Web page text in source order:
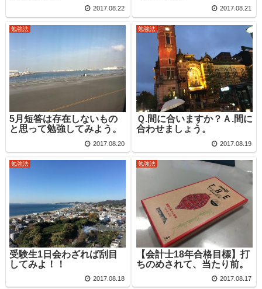
2017.08.22 2017.08.21
勉強法
5月短答は存在しないもの
と思って勉強してみよう。
2017.08.20
勉強法
Ｑ.間に合いますか？Ａ.間に
合わせましょう。
2017.08.19
勉強法
受験生1日会わざれば刮目
してみよ！！
2017.08.18
勉強法
【会計士18年合格目標】打
ちのめされて、当たり前。
2017.08.17